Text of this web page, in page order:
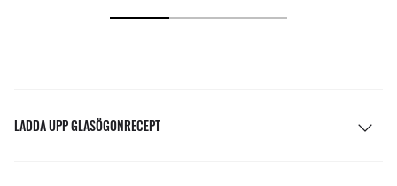
LADDA UPP GLASÖGONRECEPT